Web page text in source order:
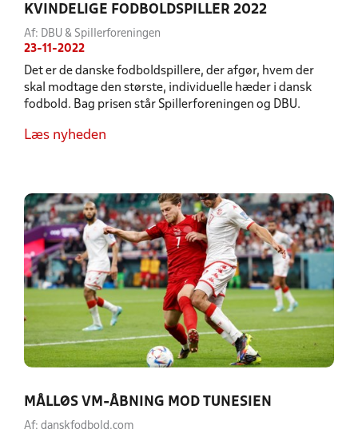
KVINDELIGE FODBOLDSPILLER 2022
Af: DBU & Spillerforeningen
23-11-2022
Det er de danske fodboldspillere, der afgør, hvem der
skal modtage den største, individuelle hæder i dansk
fodbold. Bag prisen står Spillerforeningen og DBU.
Læs nyheden
MÅLLØS VM-ÅBNING MOD TUNESIEN
Af: danskfodbold.com